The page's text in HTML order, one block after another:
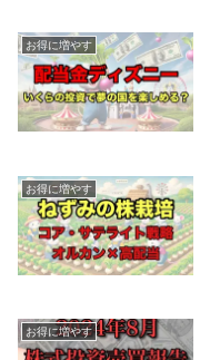
お得に増やす
お得に増やす
お得に増やす